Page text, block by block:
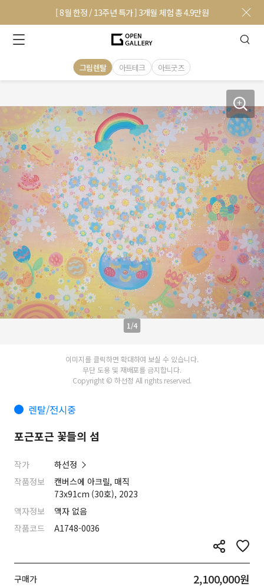
[ 8월 한정 / 13주년 특가 ] 3개월 체험 총 4.9만원
그림렌탈 아트테크 아트굿즈
1/4
이미지를 클릭하면 확대하여 보실 수 있습니다.
무단 도용 및 재배포를 금지합니다.
Copyright © 하선정 All rights reserved.
렌탈/전시중
포근포근 꽃들의 섬
작가
하선정
작품정보
캔버스에 아크릴, 매직
73x91cm (30호), 2023
액자정보
액자 없음
작품코드
A1748-0036
구매가 2,100,000원